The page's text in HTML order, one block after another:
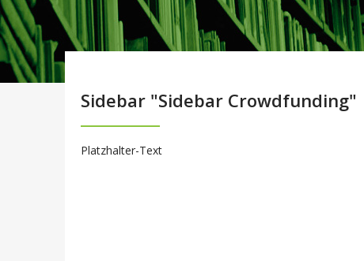
Sidebar "Sidebar Crowdfunding"
Platzhalter-Text